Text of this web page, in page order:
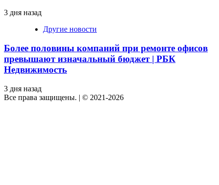
3 дня назад
Другие новости
Более половины компаний при ремонте офисов
превышают изначальный бюджет | РБК
Недвижимость
3 дня назад
Все права защищены. | © 2021-2026